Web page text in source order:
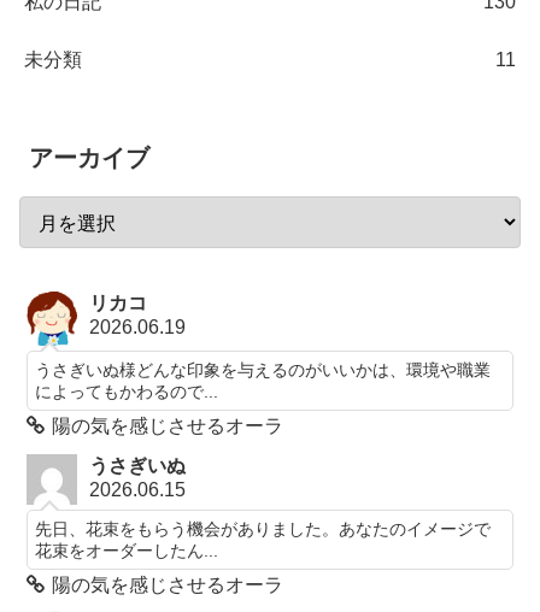
未分類 11
アーカイブ
リカコ
2026.06.19
うさぎいぬ様どんな印象を与えるのがいいかは、環境や職業
によってもかわるので...
陽の気を感じさせるオーラ
うさぎいぬ
2026.06.15
先日、花束をもらう機会がありました。あなたのイメージで
花束をオーダーしたん...
陽の気を感じさせるオーラ